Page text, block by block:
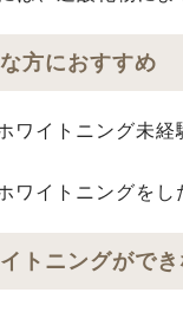
方におすすめ
ワイトニング未経
ワイトニングをし
トニングがで